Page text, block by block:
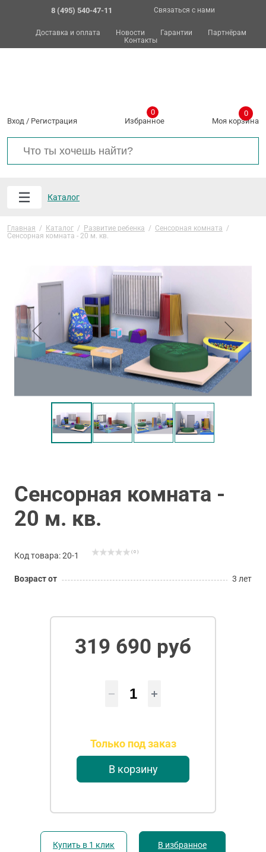
8 (495) 540-47-11 Связаться с нами
Доставка и оплата Новости Гарантии
Партнёрам
Контакты
Вход / Регистрация Избранное
0
Моя корзина
0
Каталог
Главная / Каталог / Развитие ребенка / Сенсорная комната /
Сенсорная комната - 20 м. кв.
Сенсорная комната -
20 м. кв.
Код товара: 20-1 ( 0 )
Возраст от 3 лет
319 690 руб
Только под заказ
В корзину
Купить в 1 клик В избранное